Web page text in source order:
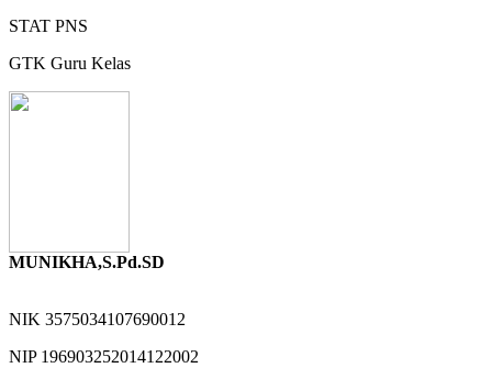
STAT PNS
GTK Guru Kelas
MUNIKHA,S.Pd.SD
NIK 3575034107690012
NIP 196903252014122002